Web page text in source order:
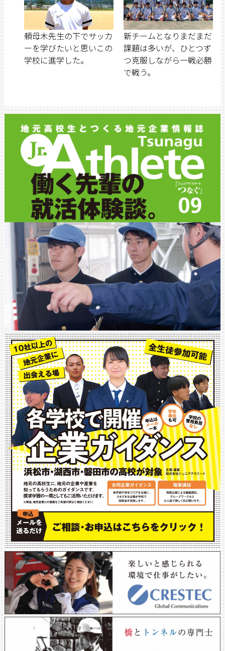
頼母木先生の下でサッカ
ーを学びたいと思いこの
学校に進学した。
新チームとなりまだまだ
課題は多いが、ひとつず
つ克服しながら一戦必勝
で戦う。